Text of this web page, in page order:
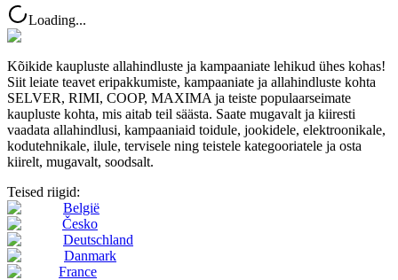
Loading...
Kõikide kaupluste allahindluste ja kampaaniate lehikud ühes kohas!
Siit leiate teavet eripakkumiste, kampaaniate ja allahindluste kohta
SELVER, RIMI, COOP, MAXIMA ja teiste populaarseimate
kaupluste kohta, mis aitab teil säästa. Saate mugavalt ja kiiresti
vaadata allahindlusi, kampaaniaid toidule, jookidele, elektroonikale,
kodutehnikale, ilule, tervisele ning teistele kategooriatele ja osta
kiirelt, mugavalt, soodsalt.
Teised riigid:
België
Česko
Deutschland
Danmark
France